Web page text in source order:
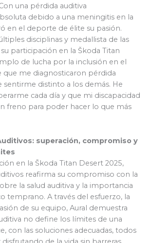
una pérdida auditiva
debido a una meningitis en la
en el deporte de élite su pasión.
disciplinas y medallista de las
participación en la Škoda Titan
de lucha por la inclusión en el
que me diagnosticaron pérdida
sentirme distinto a los demás. He
cada día y que mi discapacidad
freno para poder hacer lo que más
superación, compromiso y
en la Škoda Titan Desert 2025,
reafirma su compromiso con la
la salud auditiva y la importancia
temprano. A través del esfuerzo, la
de su equipo, Aural demuestra
no define los límites de una
con las soluciones adecuadas, todos